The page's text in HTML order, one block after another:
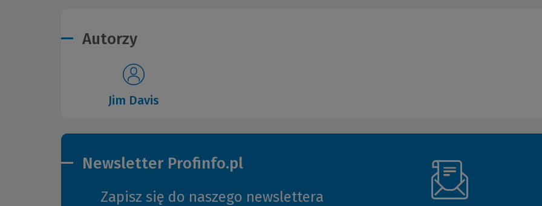
Autorzy
Jim Davis
Newsletter Profinfo.pl
Zapisz się do naszego newslettera